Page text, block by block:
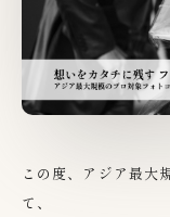
この度、アジア最大
て、